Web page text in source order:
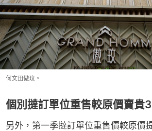
何文田傲玟。
個別撻訂單位重售較原價賣貴
另外，第一季撻訂單位重售價較原價